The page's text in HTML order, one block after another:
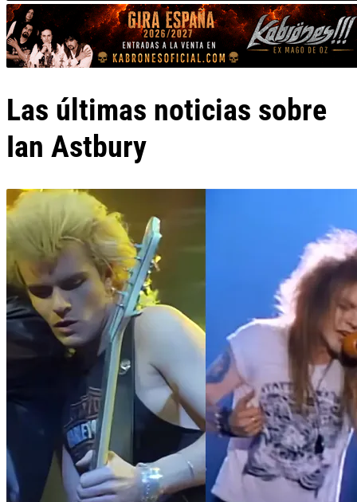
Las últimas noticias sobre
Ian Astbury